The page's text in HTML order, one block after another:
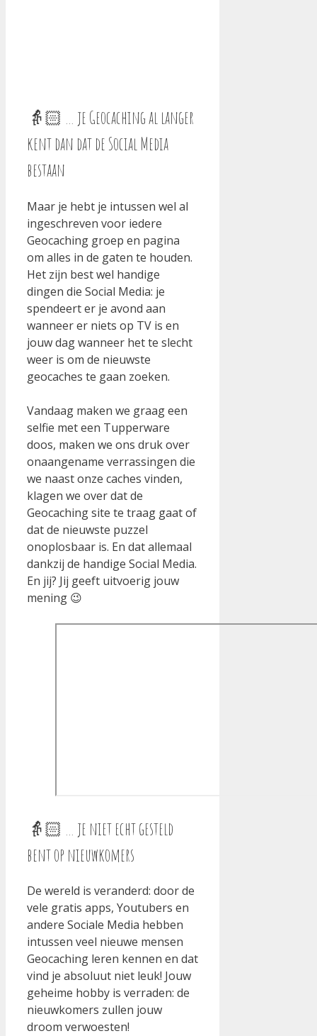
👵🏻 … je Geocaching al langer
kent dan dat de Social Media
bestaan
Maar je hebt je intussen wel al
ingeschreven voor iedere
Geocaching groep en pagina
om alles in de gaten te houden.
Het zijn best wel handige
dingen die Social Media: je
spendeert er je avond aan
wanneer er niets op TV is en
jouw dag wanneer het te slecht
weer is om de nieuwste
geocaches te gaan zoeken.
Vandaag maken we graag een
selfie met een Tupperware
doos, maken we ons druk over
onaangename verrassingen die
we naast onze caches vinden,
klagen we over dat de
Geocaching site te traag gaat of
dat de nieuwste puzzel
onoplosbaar is. En dat allemaal
dankzij de handige Social Media.
En jij? Jij geeft uitvoerig jouw
mening 😉
👵🏻 … je niet echt gesteld
bent op nieuwkomers
De wereld is veranderd: door de
vele gratis apps, Youtubers en
andere Sociale Media hebben
intussen veel nieuwe mensen
Geocaching leren kennen en dat
vind je absoluut niet leuk! Jouw
geheime hobby is verraden: de
nieuwkomers zullen jouw
droom verwoesten!